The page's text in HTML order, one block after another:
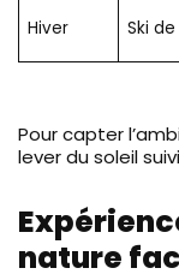
Hiver Ski
Pour capter
lever du soleil
nature